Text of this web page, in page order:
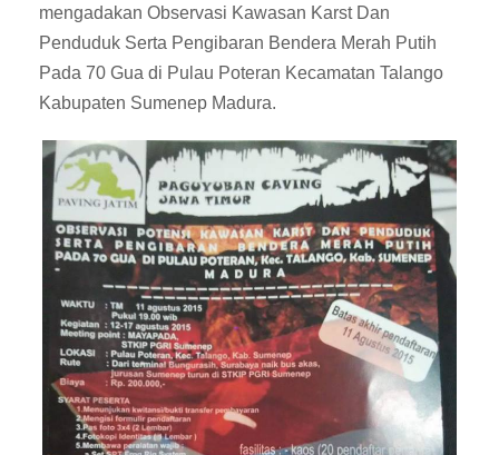
mengadakan Observasi Kawasan Karst Dan
Penduduk Serta Pengibaran Bendera Merah Putih
Pada 70 Gua di Pulau Poteran Kecamatan Talango
Kabupaten Sumenep Madura.